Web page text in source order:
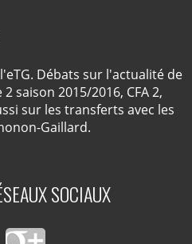
Débats sur l'actualité de
saison 2015/2016, CFA 2,
sur les transferts avec les
Gaillard.
SOCIAUX